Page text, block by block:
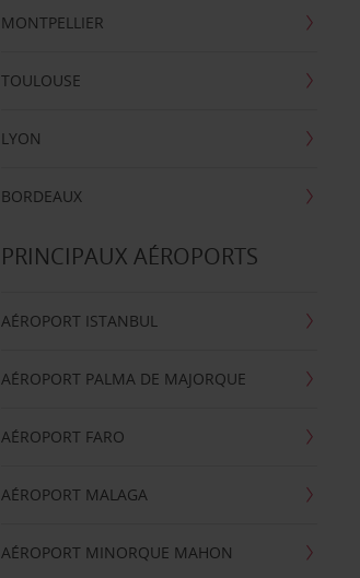
MONTPELLIER
TOULOUSE
LYON
BORDEAUX
PRINCIPAUX AÉROPORTS
AÉROPORT ISTANBUL
AÉROPORT PALMA DE MAJORQUE
AÉROPORT FARO
AÉROPORT MALAGA
AÉROPORT MINORQUE MAHON